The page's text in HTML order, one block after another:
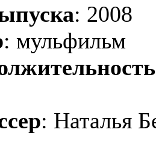
: 2008
: мульфильм
: Наталья